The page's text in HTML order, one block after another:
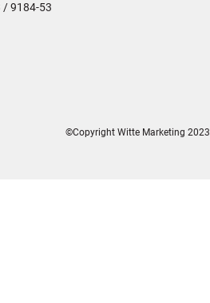
/ 9184-53
©Copyright Witte Marketing 2023